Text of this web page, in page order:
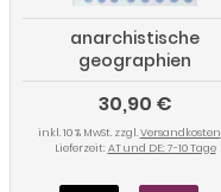
anarchistische
geographien
30,90 €
inkl. 10 % MwSt. zzgl.Versandkosten
Lieferzeit: AT und DE: 7-10 Tage